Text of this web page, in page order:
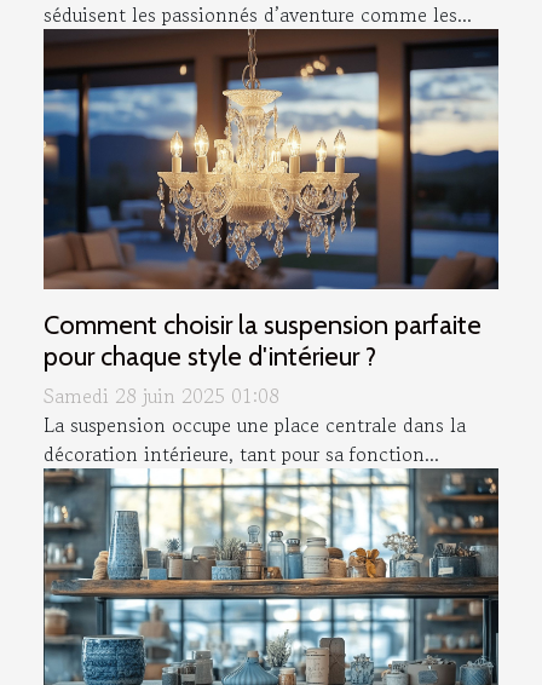
séduisent les passionnés d’aventure comme les...
Comment choisir la suspension parfaite
pour chaque style d'intérieur ?
Samedi 28 juin 2025 01:08
La suspension occupe une place centrale dans la
décoration intérieure, tant pour sa fonction...